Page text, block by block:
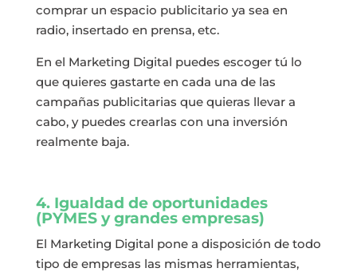
comprar un espacio publicitario ya sea en
radio, insertado en prensa, etc.
En el Marketing Digital puedes escoger tú lo
que quieres gastarte en cada una de las
campañas publicitarias que quieras llevar a
cabo, y puedes crearlas con una inversión
realmente baja.
4. Igualdad de oportunidades
(PYMES y grandes empresas)
El Marketing Digital pone a disposición de todo
tipo de empresas las mismas herramientas,